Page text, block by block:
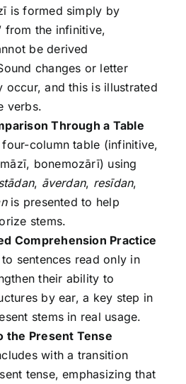
is formed simply by
from the infinitive,
be derived
changes or letter
occur, and this is illustrated
verbs.
Through a Table
column table (infinitive,
bonemozārī) using
, āverdan, resīdan,
is presented to help
stems.
Comprehension Practice
sentences read only in
their ability to
by ear, a key step in
stems in real usage.
the Present Tense
with a transition
tense, emphasizing that